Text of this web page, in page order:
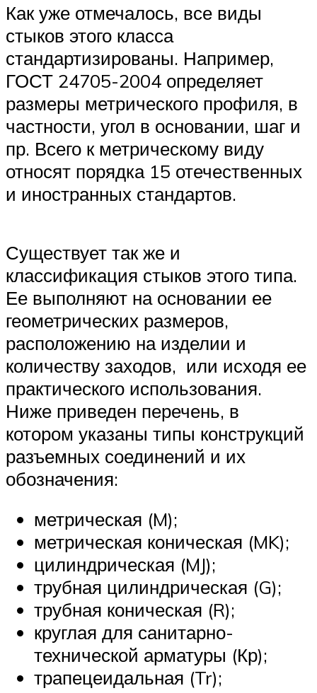
Как уже отмечалось, все виды
стыков этого класса
стандартизированы. Например,
ГОСТ 24705-2004 определяет
размеры метрического профиля, в
частности, угол в основании, шаг и
пр. Всего к метрическому виду
относят порядка 15 отечественных
и иностранных стандартов.
Существует так же и
классификация стыков этого типа.
Ее выполняют на основании ее
геометрических размеров,
расположению на изделии и
количеству заходов, или исходя ее
практического использования.
Ниже приведен перечень, в
котором указаны типы конструкций
разъемных соединений и их
обозначения:
метрическая (M);
метрическая коническая (MK);
цилиндрическая (MJ);
трубная цилиндрическая (G);
трубная коническая (R);
круглая для санитарно-
технической арматуры (Кр);
трапецеидальная (Tr);